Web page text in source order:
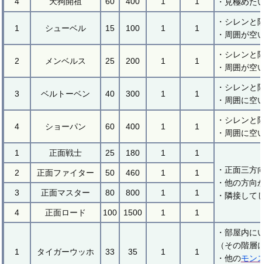
・見極めた
1 シューベル 15 100 1 1
・シレン
・周囲が
2 メンベルス 25 200 1 1
・シレン
・周囲が
3 ベルトーベン 40 300 1 1
・シレン
・周囲に
4 ショーパン 60 400 1 1
・シレン
・周囲に
1 正面戦士 25 180 1
1
・正面三
・他の方
・隣接し
2 正面ファイター 50 460 1 1
3 正面マスター 80 800 1 1
4 正面ロード 100 1500 1 1
1 タイガーウッホ 33 35 1 1
・部屋内に
（その階層
・他のモン